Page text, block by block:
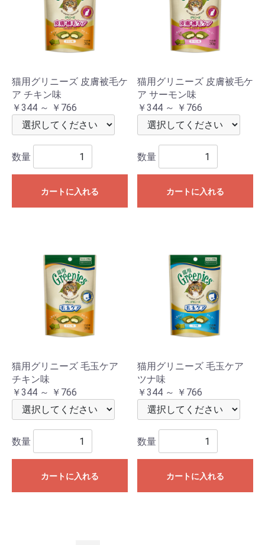
猫用グリニーズ 皮膚被毛ケ
ア チキン味
￥344 ～ ￥766
数量
カートに入れる
猫用グリニーズ 皮膚被毛ケ
ア サーモン味
￥344 ～ ￥766
数量
カートに入れる
猫用グリニーズ 毛玉ケア
チキン味
￥344 ～ ￥766
数量
カートに入れる
猫用グリニーズ 毛玉ケア
ツナ味
￥344 ～ ￥766
数量
カートに入れる